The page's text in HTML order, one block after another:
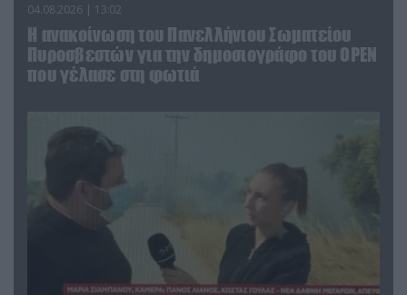
04.08.2026 | 13:02
Η ανακοίνωση του Πανελλήνιου Σωματείου
Πυροσβεστών για την δημοσιογράφο του OPEN
που γέλασε στη φωτιά